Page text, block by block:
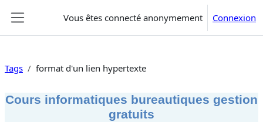
Vous êtes connecté anonymement Connexion
Tags format d'un lien hypertexte
Cours informatiques bureautiques gestion
gratuits